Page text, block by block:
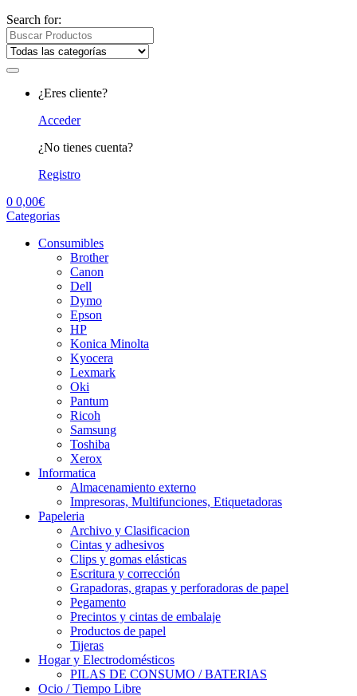
Search for:
¿Eres cliente?
Acceder
¿No tienes cuenta?
Registro
0 0,00€
Categorias
Consumibles
Brother
Canon
Dell
Dymo
Epson
HP
Konica Minolta
Kyocera
Lexmark
Oki
Pantum
Ricoh
Samsung
Toshiba
Xerox
Informatica
Almacenamiento externo
Impresoras, Multifunciones, Etiquetadoras
Papeleria
Archivo y Clasificacion
Cintas y adhesivos
Clips y gomas elásticas
Escritura y corrección
Grapadoras, grapas y perforadoras de papel
Pegamento
Precintos y cintas de embalaje
Productos de papel
Tijeras
Hogar y Electrodomésticos
PILAS DE CONSUMO / BATERIAS
Ocio / Tiempo Libre